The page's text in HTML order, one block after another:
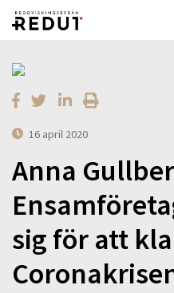
16 april 2020
Anna
sig för att